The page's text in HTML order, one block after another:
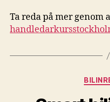
Ta reda på mer genom